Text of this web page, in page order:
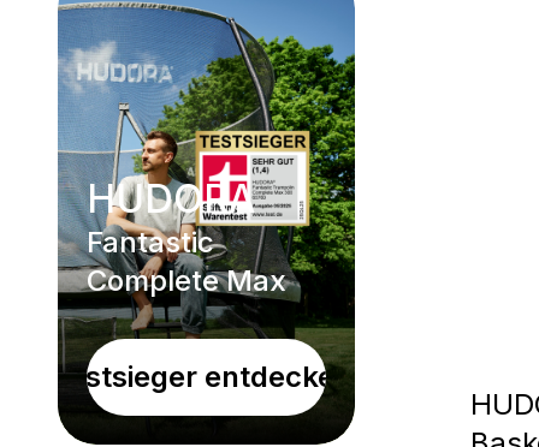
HUDORA
Fantastic
Complete Max
Testsieger entdecken!